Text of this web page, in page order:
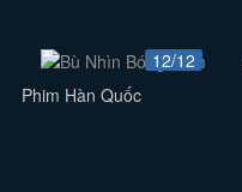
12/12
Phim Hàn Quốc